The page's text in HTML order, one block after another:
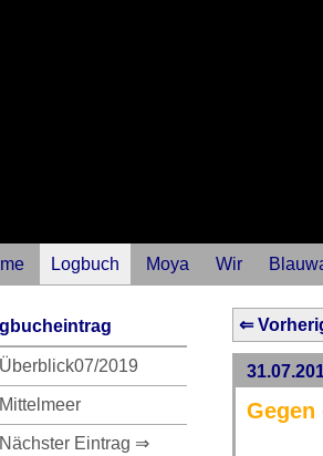
Logbuch Moya Wir
Überblick07/2019
Mittelmeer
Nächster Eintrag ⇒
⇐